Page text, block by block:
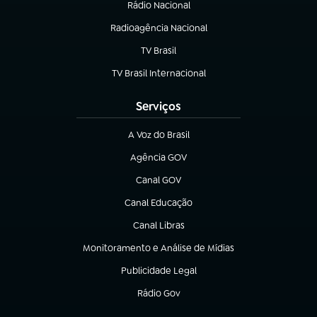
Rádio Nacional
Radioagência Nacional
(abre em nova aba)
TV Brasil
(abre em nova aba)
TV Brasil Internacional
(abre em nova aba)
Serviços
A Voz do Brasil
(abre em nova aba)
Agência GOV
(abre em nova aba)
Canal GOV
(abre em nova aba)
Canal Educação
(abre em nova aba)
Canal Libras
(abre em nova aba)
Monitoramento e Análise de Mídias
(abre em nova aba)
Publicidade Legal
(abre em nova aba)
Rádio Gov
(abre em nova aba)